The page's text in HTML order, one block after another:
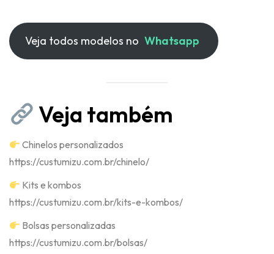
Veja todos modelos no Whatsapp
Veja também
Chinelos personalizados
https://custumizu.com.br/chinelo/
Kits e kombos
https://custumizu.com.br/kits-e-kombos/
Bolsas personalizadas
https://custumizu.com.br/bolsas/